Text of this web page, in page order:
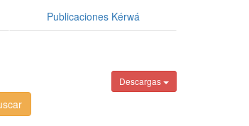
Publicaciones Kérwá
Descargas